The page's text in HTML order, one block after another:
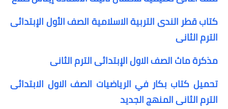
كتاب قطر الندى التربية الاسلامية الصف الأول الإبتدائى
الترم الثانى
مذكرة ماث الصف الاول الإبتدائى الترم الثانى
تحميل كتاب بكار في الرياضيات الصف الاول الابتدائى
الترم الثانى المنهج الجديد